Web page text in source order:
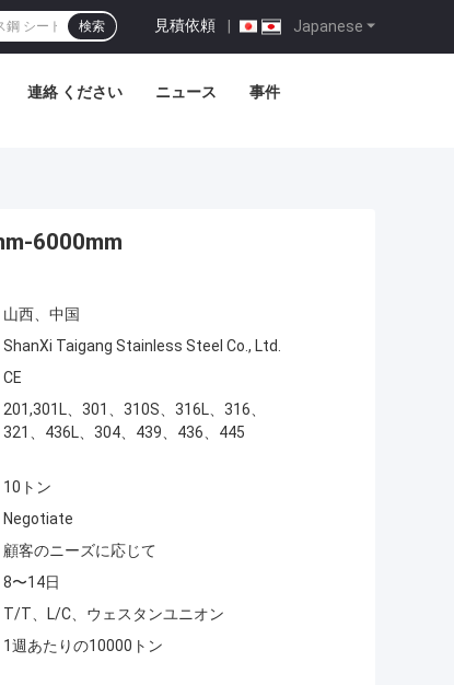
Japanese
見積依頼 |
検索
連絡 ください ニュース 事件
6000mm
山西、中国
ShanXi Taigang Stainless Steel Co., Ltd.
CE
201,301L、301、310S、316L、316、
321、436L、304、439、436、445
10トン
Negotiate
顧客のニーズに応じて
8〜14日
T/T、L/C、ウェスタンユニオン
1週あたりの10000トン